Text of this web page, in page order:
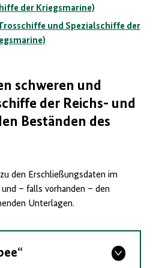
der Kriegsmarine)
und Spezialschiffe der
schweren und
der Reichs- und
Beständen des
den Erschließungsdaten im
– falls vorhanden – den
Unterlagen.